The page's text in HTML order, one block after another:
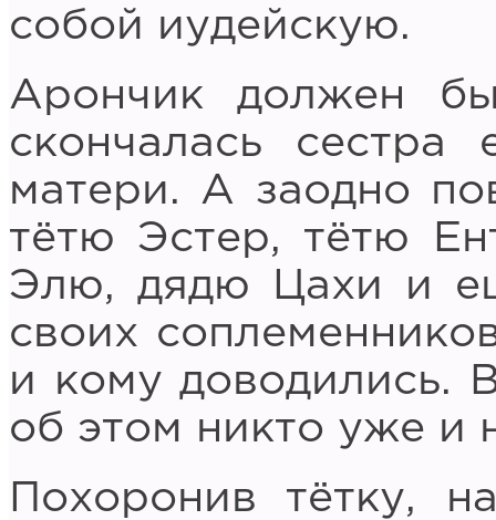
собой иудейскую.
Арончик должен
скончалась сестра
матери. А заодно
тётю Эстер, тётю
Элю, дядю Цахи и
своих
и кому доводились.
об этом никто уже и
Похоронив тётку,